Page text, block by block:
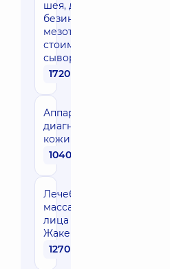
шея, декольте –
безинъекционная
мезотерапия (без
стоимости
сыворотки)
1720 грн
Аппаратная
диагностика
кожи
1040 грн
Лечебный
массаж
лица по
Жаке
1270 грн